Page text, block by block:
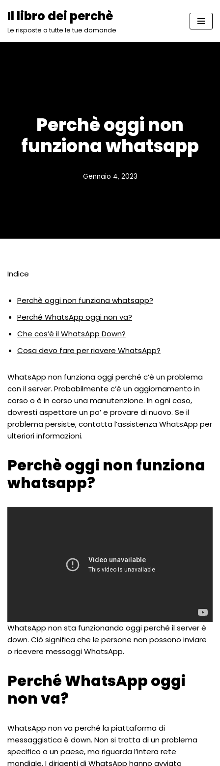
Vai
Il libro dei perchè
Le risposte a tutte le tue domande
Perchè oggi non
funziona whatsapp
Gennaio 4, 2023
Indice
Perchè oggi non funziona whatsapp?
Perché WhatsApp oggi non va?
Che cos’è il WhatsApp Down?
Cosa devo fare per riavere WhatsApp?
WhatsApp non funziona oggi perché c’è un problema
con il server. Probabilmente c’è un aggiornamento in
corso o è in corso una manutenzione. In ogni caso,
dovresti aspettare un po’ e provare di nuovo. Se il
problema persiste, contatta l’assistenza WhatsApp per
ulteriori informazioni.
Perchè oggi non funziona
whatsapp?
WhatsApp non sta funzionando oggi perché il server è
down. Ciò significa che le persone non possono inviare
o ricevere messaggi WhatsApp.
Perché WhatsApp oggi
non va?
WhatsApp non va perché la piattaforma di
messaggistica è down. Non si tratta di un problema
specifico a un paese, ma riguarda l’intera rete
mondiale. I dirigenti di WhatsApp hanno avviato